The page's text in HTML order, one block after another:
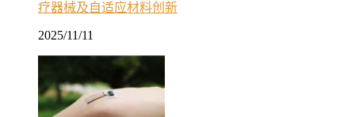
疗器械及自适应材料创新
2025/11/11